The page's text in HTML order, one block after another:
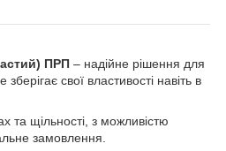
ПРП – надійне рішення для
зберігає свої властивості навіть в
та щільності, з можливістю
замовлення.